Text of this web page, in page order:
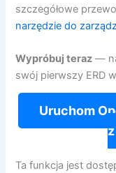
szczegółowe
narzędzie do
Wypróbuj teraz —
swój pierwszy ERD
Uruchom
Ta funkcja jest